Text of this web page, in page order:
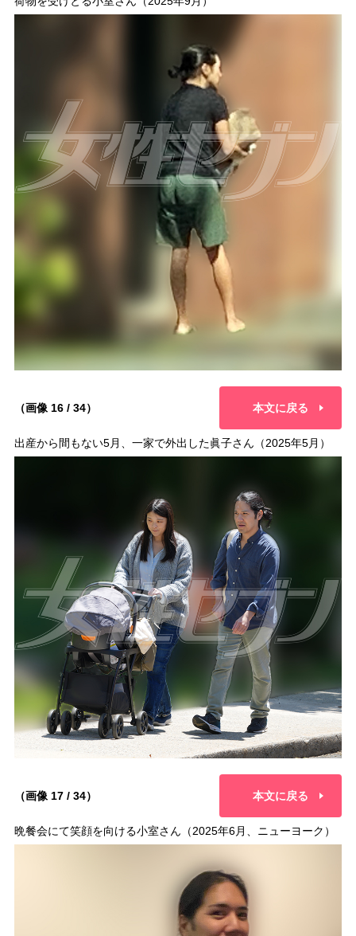
（画像 16 / 34） 本文に戻る
出産から間もない5月、一家で外出した眞子さん（2025年5月）
（画像 17 / 34） 本文に戻る
晩餐会にて笑顔を向ける小室さん（2025年6月、ニューヨーク）